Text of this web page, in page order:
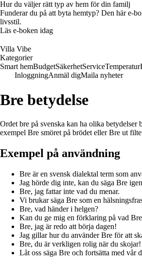
Hur du väljer rätt typ av hem för din familj
Funderar du på att byta hemtyp? Den här e-
livsstil.
Läs e-boken idag
Villa Vibe
Kategorier
Smart hemBudgetSäkerhetServiceTemperatur
InloggningAnmäl digMaila nyheter
Bre betydelse
Ordet bre på svenska kan ha olika betydelser
exempel Bre smöret på brödet eller Bre ut
Exempel på användning
Bre är en svensk dialektal term som
Jag hörde dig inte, kan du säga Bre
Bre, jag fattar inte vad du menar.
Vi brukar säga Bre som en
Bre, vad händer i helgen?
Kan du ge mig en förklaring på vad
Bre, jag är redo att börja dagen!
Jag gillar hur du använder Bre för att
Bre, du är verkligen rolig när du skojar!
Låt oss säga Bre och fortsätta med vår